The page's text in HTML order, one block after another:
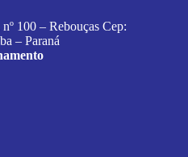
100 – Rebouças Cep:
– Paraná